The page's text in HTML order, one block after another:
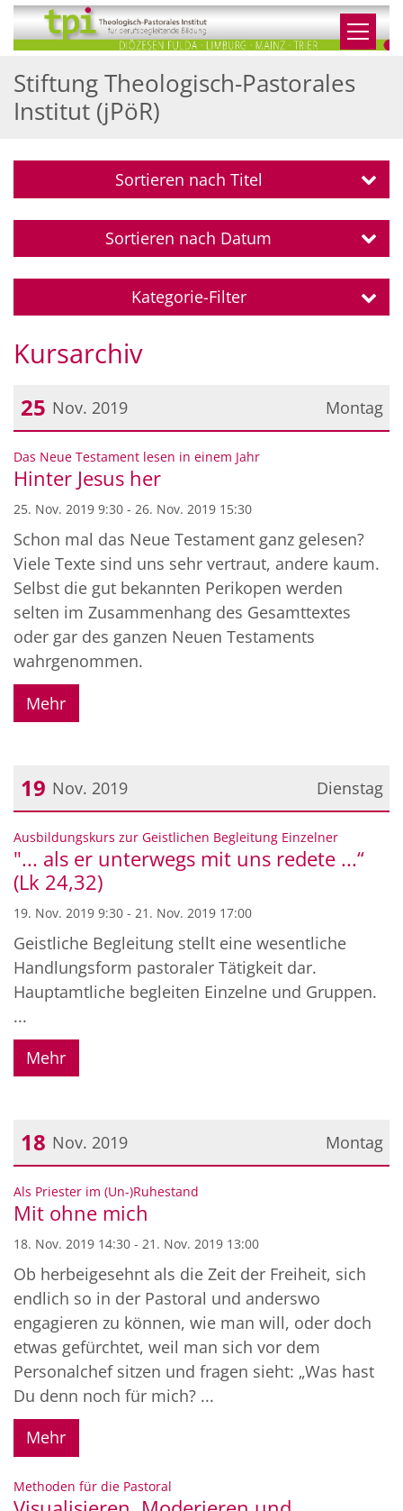
Zum Inhalt springen
Stiftung Theologisch-Pastorales
Institut (jPöR)
Sortieren nach Titel
Sortieren nach Datum
Kategorie-Filter
Kursarchiv
Montag
25 Nov. 2019
Datum: 25. November 2019
Das Neue Testament lesen in einem Jahr:
Hinter Jesus her
25. Nov. 2019 9:30 - 26. Nov. 2019 15:30
Schon mal das Neue Testament ganz gelesen?
Viele Texte sind uns sehr vertraut, andere kaum.
Selbst die gut bekannten Perikopen werden
selten im Zusammenhang des Gesamttextes
oder gar des ganzen Neuen Testaments
wahrgenommen.
Mehr
Dienstag
19 Nov. 2019
Datum: 19. November 2019
Ausbildungskurs zur Geistlichen Begleitung Einzelner:
"... als er unterwegs mit uns redete ...“
(Lk 24,32)
19. Nov. 2019 9:30 - 21. Nov. 2019 17:00
Geistliche Begleitung stellt eine wesentliche
Handlungsform pastoraler Tätigkeit dar.
Hauptamtliche begleiten Einzelne und Gruppen.
...
Mehr
Montag
18 Nov. 2019
Datum: 18. November 2019
Als Priester im (Un-)Ruhestand
Mit ohne mich
18. Nov. 2019 14:30 - 21. Nov. 2019 13:00
Ob herbeigesehnt als die Zeit der Freiheit, sich
endlich so in der Pastoral und anderswo
engagieren zu können, wie man will, oder doch
etwas gefürchtet, weil man sich vor dem
Personalchef sitzen und fragen sieht: „Was hast
Du denn noch für mich? ...
Mehr
Methoden für die Pastoral